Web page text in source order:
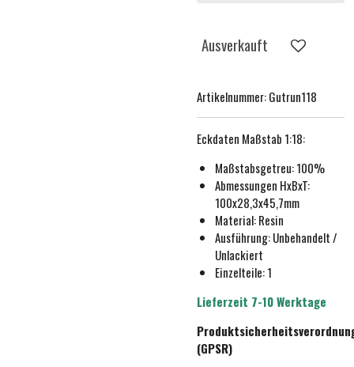
Ausverkauft
Artikelnummer:Gutrun118
Eckdaten Maßstab 1:18:
Maßstabsgetreu:100%
Abmessungen HxBxT:
100x28,3x45,7mm
Material: Resin
Ausführung:Unbehandelt /
Unlackiert
Einzelteile: 1
Lieferzeit 7-10 Werktage
(GPSR)